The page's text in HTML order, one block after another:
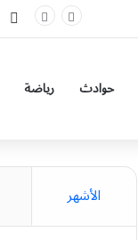
حوادث رياضة
الأشهر